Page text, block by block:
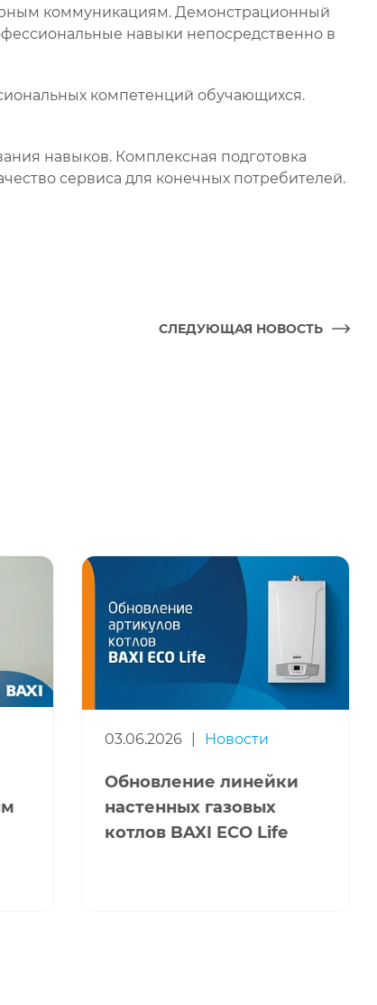
коммуникациям. Демонстрационный
навыки непосредственно в
компетенций обучающихся.
навыков. Комплексная подготовка
сервиса для конечных потребителей.
СЛЕДУЮЩАЯ НОВОСТЬ
03.06.2026 Новости
Обновление линейки
настенных газовых
котлов BAXI ECO Life